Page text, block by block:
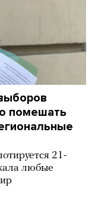
помешать
21-
любые